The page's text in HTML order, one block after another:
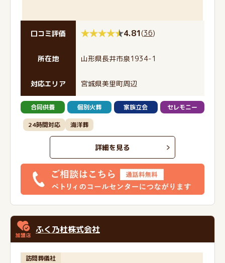
口コミ評価 4.81(36)
所在地 山形県長井市泉1934-1
対応エリア 宮城県美里町周辺
合同供養 個別火葬 家族立会 セレモニー
24時間対応 海洋葬
詳細を見る
ふく乃杜株式会社
訪問葬儀社